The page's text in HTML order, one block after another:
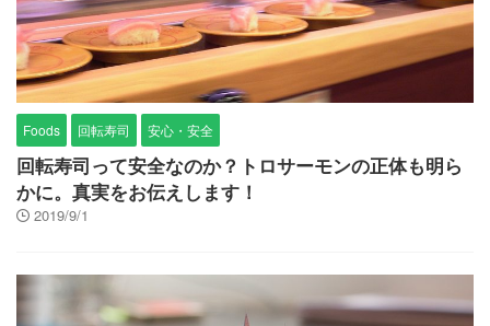
Foods 回転寿司 安心・安全
回転寿司って安全なのか？トロサーモンの正体も明ら
かに。真実をお伝えします！
2019/9/1